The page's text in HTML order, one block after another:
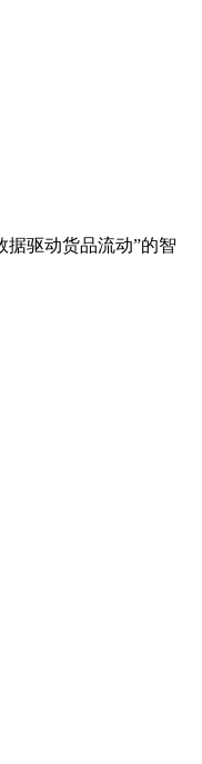
据驱动货品流动”的智